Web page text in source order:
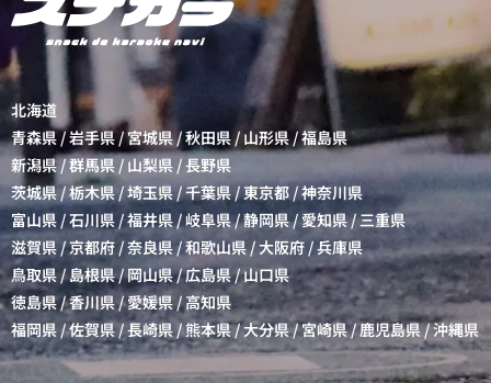
北海道
青森県/岩手県/宮城県/秋田県 / 山形県/福島県
新潟県/群馬県 / 山梨県 /長野県
茨城県 /栃木県/埼玉県/千葉県/東京都 /神奈川県
富山県 /石川県 /福井県/岐阜県/静岡県/愛知県/三重県
滋賀県/京都府/奈良県 /和歌山県/大阪府 /兵庫県
鳥取県 / 島根県/岡山県/広島県/山口県
徳島県/香川県/愛媛県 /高知県
福岡県 /佐賀県 /長崎県/熊本県/大分県/宮崎県/鹿児島県/沖縄県